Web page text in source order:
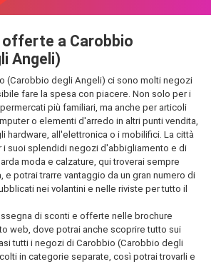
offerte a Carobbio
Angeli)
(Carobbio degli Angeli) ci sono molti negozi
fare la spesa con piacere. Non solo per i
più familiari, ma anche per articoli
o elementi d'arredo in altri punti vendita,
hardware, all'elettronica o i mobilifici. La città
i suoi splendidi negozi d'abbigliamento e di
moda e calzature, qui troverai sempre
e potrai trarre vantaggio da un gran numero di
nei volantini e nelle riviste per tutto il
di sconti e offerte nelle brochure
web, dove potrai anche scoprire tutto sui
tutti i negozi di Carobbio (Carobbio degli
in categorie separate, così potrai trovarli e